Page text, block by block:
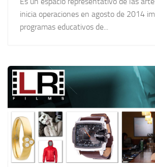
inicia operaciones en agosto de 2014
programas educativos de...